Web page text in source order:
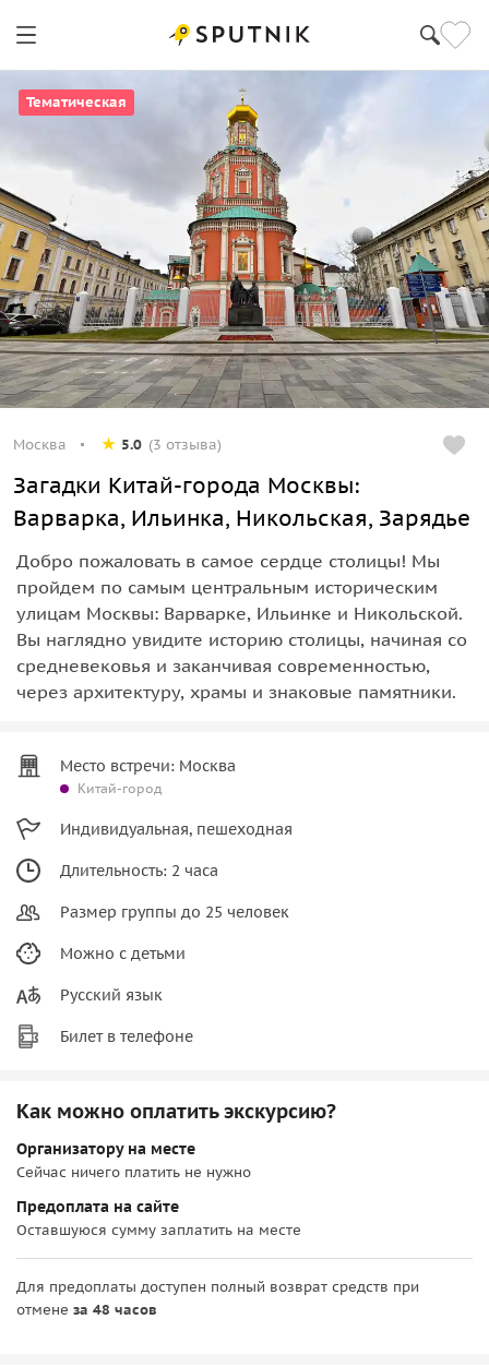
Тематическая
Москва 5.0 (3 отзыва)
Загадки Китай-города Москвы:
Варварка, Ильинка, Никольская, Зарядье
Добро пожаловать в самое сердце столицы! Мы
пройдем по самым центральным историческим
улицам Москвы: Варварке, Ильинке и Никольской.
Вы наглядно увидите историю столицы, начиная со
средневековья и заканчивая современностью,
через архитектуру, храмы и знаковые памятники.
Место встречи: Москва
Китай-город
Индивидуальная, пешеходная
Длительность: 2 часа
Размер группы до 25 человек
Можно с детьми
Русский язык
Билет в телефоне
Как можно оплатить экскурсию?
Организатору на месте
Сейчас ничего платить не нужно
Предоплата на сайте
Оставшуюся сумму заплатить на месте
Для предоплаты доступен полный возврат средств при
отмене за 48 часов